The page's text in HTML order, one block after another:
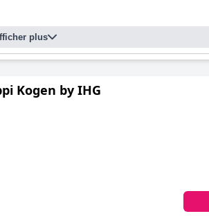
plus
Kogen by IHG